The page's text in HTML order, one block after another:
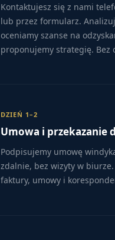
Kontaktujesz się z nami
lub przez formularz.
oceniamy szanse na
proponujemy strategię. Bez
DZIEŃ 1–2
Umowa i przekazanie
Podpisujemy umowę
zdalnie, bez wizyty w biurze.
faktury, umowy i